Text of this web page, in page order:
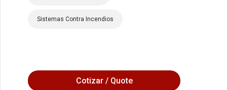
Sistemas Contra Incendios
Cotizar / Quote